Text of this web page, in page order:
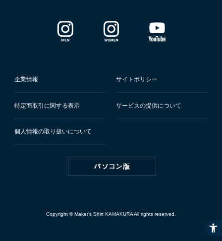
企業情報 サイトポリシー
特定商取引に関する表示 サービスの提供について
個人情報の取り扱いについて
Copyright © Maker's Shirt KAMAKURA All rights reserved.